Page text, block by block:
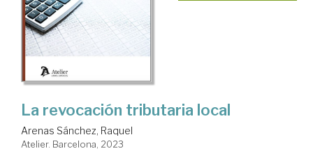
La revocación tributaria local
Arenas Sánchez, Raquel
Atelier. Barcelona, 2023